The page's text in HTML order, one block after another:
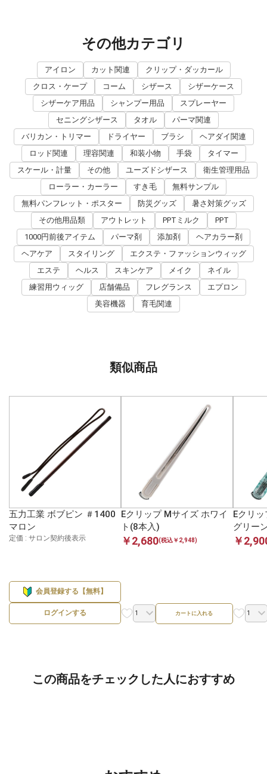
その他カテゴリ
アイロン カット関連
クリップ・ダッカール
クロス・ケープ
コーム シザース
シザーケース
シザーケア用品
シャンプー用品
スプレーヤー
セニングシザース
タオル
パーマ関連
バリカン・トリマー
ドライヤー ブラシ
ヘアダイ関連
ロッド関連
理容関連 和装小物 手袋
タイマー
スケール・計量
その他 ユーズドシザース
衛生管理用品
ローラー・カーラー
すき毛
無料サンプル
無料パンフレット・ポスター
防災グッズ
暑さ対策グッズ
その他用品類
アウトレット PPTミルク
PPT
1000円前後アイテム
パーマ剤 添加剤
ヘアカラー剤
ヘアケア
スタイリング
エクステ・ファッションウィッグ
エステ
ヘルス スキンケア メイク
ネイル
練習用ウィッグ
店舗備品 フレグランス
エプロン
美容機器
育毛関連
類似商品
五力工業 ボブピン ＃1400
マロン
定価 : サロン契約後表示
会員登録する【無料】
ログインする
Eクリップ Mサイズ ホワイ
ト(8本入)
￥2,680(税込￥2,948)
カートに入れる
Eクリ
グリー
￥
この商品をチェックした人におすすめ